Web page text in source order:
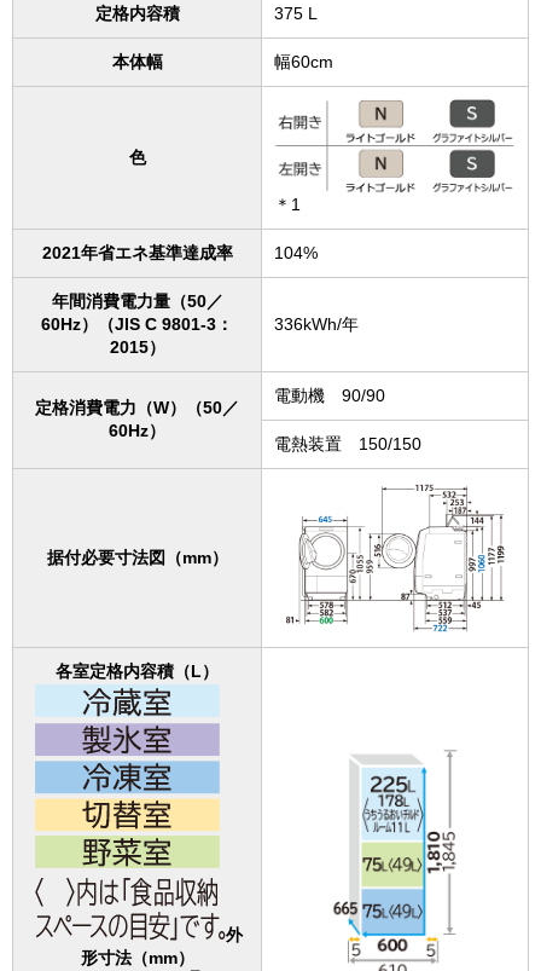
定格内容積 375 L
本体幅 幅60cm
色
＊1
2021年省エネ基準達成率 104%
年間消費電力量（50／
60Hz）（JIS C 9801-3：
2015）
336kWh/年
定格消費電力（W）（50／
60Hz）
電動機 90/90
電熱装置 150/150
据付必要寸法図（mm）
各室定格内容積（L）
外
形寸法（mm）